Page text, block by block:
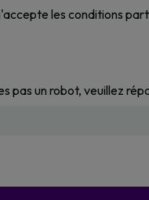
les conditions
pas un robot, veuillez